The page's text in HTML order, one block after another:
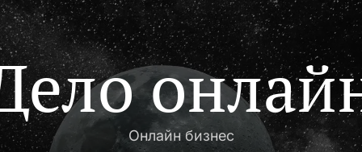
Онлайн бизнес